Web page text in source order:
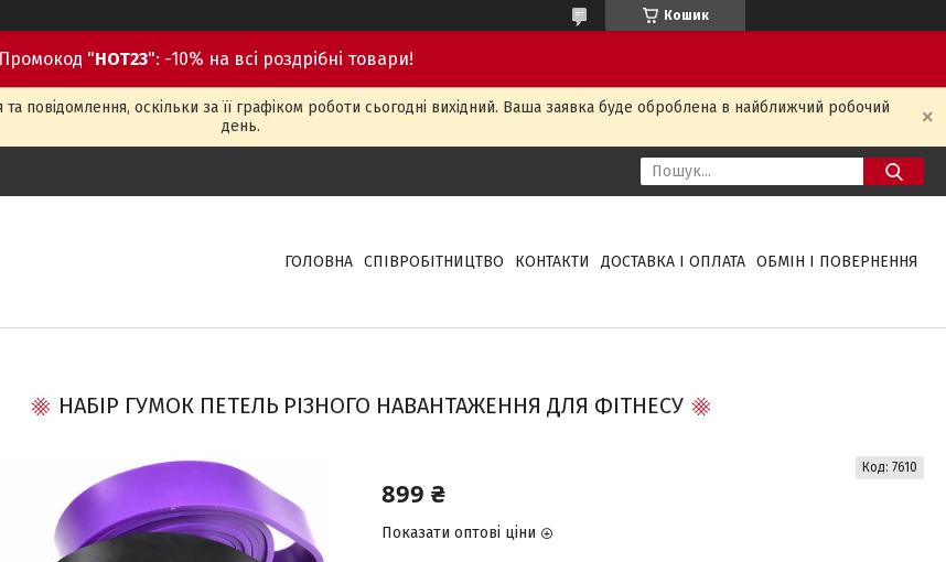
Кошик
Промокод "HOT23": -10% на всі роздрібні товари!
повідомлення, оскільки за її графіком роботи сьогодні вихідний. Ваша заявка буде оброблена в найближчий робочий
день.
ГОЛОВНА СПІВРОБІТНИЦТВО КОНТАКТИ ДОСТАВКА І ОПЛАТА ОБМІН І ПОВЕРНЕННЯ
НАБІР ГУМОК ПЕТЕЛЬ РІЗНОГО НАВАНТАЖЕННЯ ДЛЯ ФІТНЕСУ
899 ₴
Показати оптові ціни
Код: 7610